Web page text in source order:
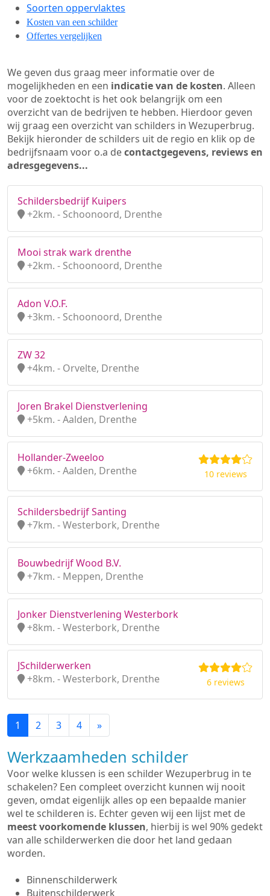
Soorten oppervlaktes
Kosten van een schilder
Offertes vergelijken
We geven dus graag meer informatie over de
mogelijkheden en een indicatie van de kosten. Alleen
voor de zoektocht is het ook belangrijk om een
overzicht van de bedrijven te hebben. Hierdoor geven
wij graag een overzicht van schilders in Wezuperbrug.
Bekijk hieronder de schilders uit de regio en klik op de
bedrijfsnaam voor o.a decontactgegevens, reviews en
adresgegevens...
Schildersbedrijf Kuipers
+2km. - Schoonoord, Drenthe
Mooi strak wark drenthe
+2km. - Schoonoord, Drenthe
Adon V.O.F.
+3km. - Schoonoord, Drenthe
ZW 32
+4km. - Orvelte, Drenthe
Joren Brakel Dienstverlening
+5km. - Aalden, Drenthe
Hollander-Zweeloo
+6km. - Aalden, Drenthe
10 reviews
Schildersbedrijf Santing
+7km. - Westerbork, Drenthe
Bouwbedrijf Wood B.V.
+7km. - Meppen, Drenthe
Jonker Dienstverlening Westerbork
+8km. - Westerbork, Drenthe
JSchilderwerken
+8km. - Westerbork, Drenthe
6 reviews
1 2 3 4 »
Werkzaamheden schilder
Voor welke klussen is een schilder Wezuperbrug in te
schakelen? Een compleet overzicht kunnen wij nooit
geven, omdat eigenlijk alles op een bepaalde manier
wel te schilderen is. Echter geven wij een lijst met de
meest voorkomende klussen, hierbij is wel 90% gedekt
van alle schilderwerken die door het land gedaan
worden.
Binnenschilderwerk
Buitenschilderwerk